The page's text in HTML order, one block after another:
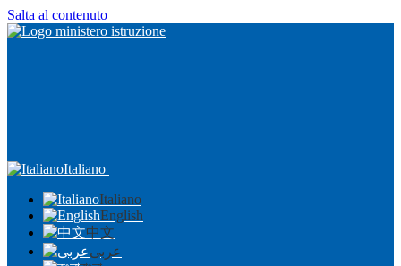
Salta al contenuto
Italiano
Italiano
English
中文
عربى